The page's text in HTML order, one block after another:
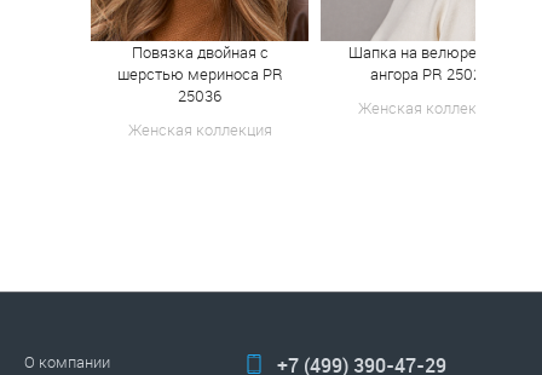
Повязка двойная с
шерстью мериноса PR
25036
Женская коллекция
Шапка на велюре 40%
ангора PR 25022
Женская коллекция
О компании +7 (499) 390-47-29